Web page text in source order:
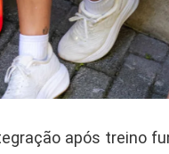
após treino